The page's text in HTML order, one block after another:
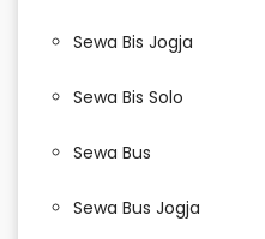
Sewa Bis Jogja
Sewa Bis Solo
Sewa Bus
Sewa Bus Jogja